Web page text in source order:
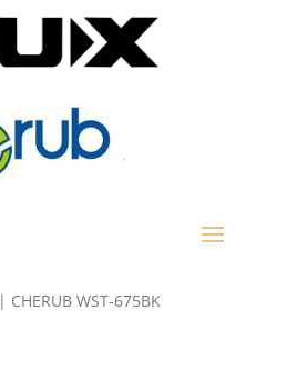
| CHERUB WST-675BK